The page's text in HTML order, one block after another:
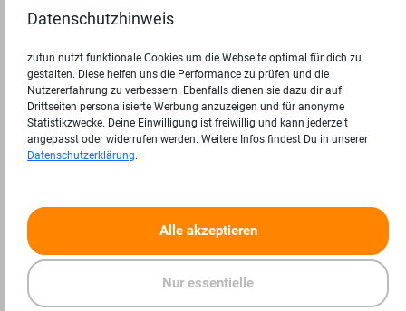
Deine Suchanfrage in Linz ergab leider keine Ergebnisse.
Datenschutzhinweis
zutun nutzt funktionale Cookies um die Webseite optimal für dich zu
gestalten. Diese helfen uns die Performance zu prüfen und die
Nutzererfahrung zu verbessern. Ebenfalls dienen sie dazu dir auf
Drittseiten personalisierte Werbung anzuzeigen und für anonyme
Statistikzwecke. Deine Einwilligung ist freiwillig und kann jederzeit
angepasst oder widerrufen werden. Weitere Infos findest Du in unserer
Datenschutzerklärung.
Alle akzeptieren
Nur essentielle